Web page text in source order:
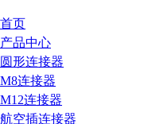
首页
产品中心
圆形连接器
M8连接器
M12连接器
航空插连接器